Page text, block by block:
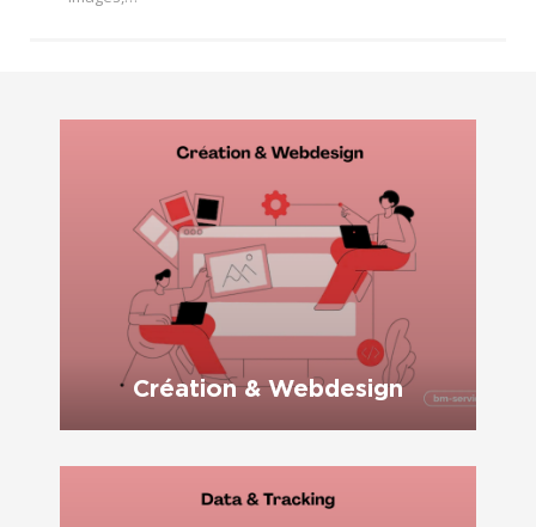
Création & Webdesign